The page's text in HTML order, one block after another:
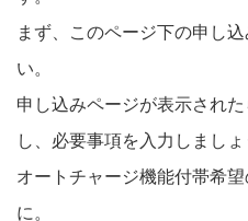
まず、このページ下の申し
い。
申し込みページが表示され
し、必要事項を入力しましょ
オートチャージ機能付帯希
に。